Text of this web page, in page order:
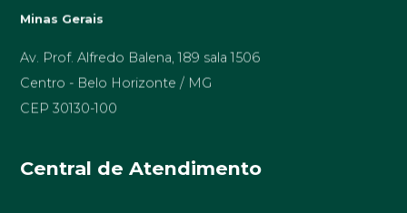
Minas Gerais
Av. Prof. Alfredo Balena, 189 sala 1506
Centro - Belo Horizonte / MG
CEP 30130-100
Central de Atendimento